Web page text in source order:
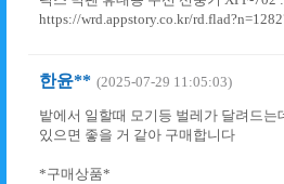
https://wrd.appstory.co.kr/
한윤** (2025-07-29 11:05:03)
밭에서 일할때 모기등 벌레가 달려드는
있으면 좋을 거 같아 구매합니다
*구매상품*